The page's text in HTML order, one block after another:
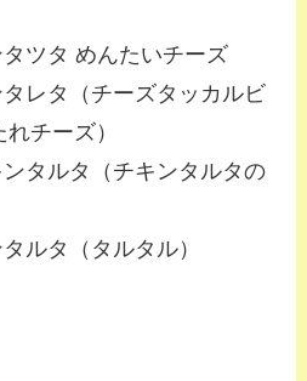
ツタ めんたいチーズ
レタ（チーズタッカルビ
チーズ）
タルタ（チキンタルタの
タ（タルタル）